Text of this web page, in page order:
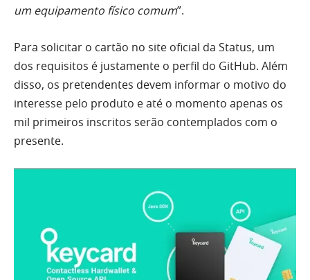
um equipamento físico comum”.
Para solicitar o cartão no site oficial da Status, um
dos requisitos é justamente o perfil do GitHub. Além
disso, os pretendentes devem informar o motivo do
interesse pelo produto e até o momento apenas os
mil primeiros inscritos serão contemplados com o
presente.